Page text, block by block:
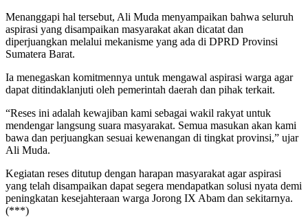
Menanggapi hal tersebut, Ali Muda menyampaikan bahwa seluruh
aspirasi yang disampaikan masyarakat akan dicatat dan
diperjuangkan melalui mekanisme yang ada di DPRD Provinsi
Sumatera Barat.
Ia menegaskan komitmennya untuk mengawal aspirasi warga agar
dapat ditindaklanjuti oleh pemerintah daerah dan pihak terkait.
“Reses ini adalah kewajiban kami sebagai wakil rakyat untuk
mendengar langsung suara masyarakat. Semua masukan akan kami
bawa dan perjuangkan sesuai kewenangan di tingkat provinsi,” ujar
Ali Muda.
Kegiatan reses ditutup dengan harapan masyarakat agar aspirasi
yang telah disampaikan dapat segera mendapatkan solusi nyata demi
peningkatan kesejahteraan warga Jorong IX Abam dan sekitarnya.
(***)